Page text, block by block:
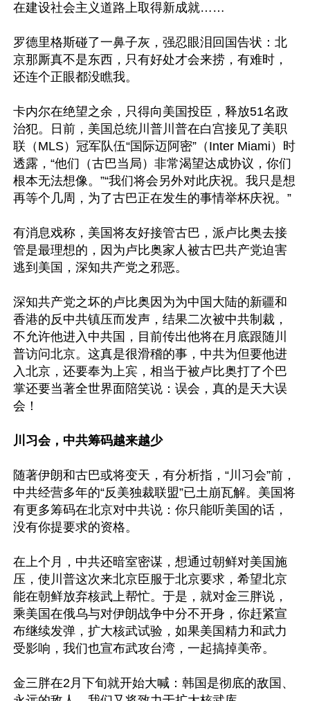
在建设社会主义道路上取得新成就……
罗德里格斯碰了一鼻子灰，强忍眼泪回国告状：北
京那厮真不是东西，只有好处才会来捞，有难时，
还连个正眼都没瞧我。
卡内尔在绝望之余，只得向美国投臣，释放51名政
治犯。日前，美国总统川普川普在白宫接见了美职
联（MLS）冠军队伍“国际迈阿密”（Inter Miami）时
透露，“他们（古巴当局）非常渴望达成协议，你们
根本无法想像。”“我们将会另外对此庆祝。我只是想
再等个几周，为了古巴正在发生的事情举杯庆祝。”
有消息戏称，美国将友好接管古巴，派卢比奥去接
管是最理想的，因为卢比奥家人被古巴共产党迫害
逃到美国，深知共产党之邪恶。
深知共产党之坏的卢比奥因为为中国大陆的新疆和
香港的反中共镇压而发声，结果二次被中共制裁，
不允许他进入中共国，目前传出他将在月底跟随川
普访问北京。这真是很滑稽的事，中共为但要他进
入北京，还要奉为上宾，相当于被卢比奥打了个巴
掌还要当著全世界面陪笑说：误会，真的是天大误
会！
川习会，中共筹码越来越少
随著伊朗和古巴或将变天，有分析指，“川习会”前，
中共经营多年的“反美独裁联盟”已土崩瓦解。美国将
有更多筹码在北京对中共说：你只能听美国的话，
没有你提要求的资格。
在上个月，中共还暗室密谋，想通过朝鲜对美国施
压，使川普这次来北京臣服于北京要求，希望北京
能在朝鲜放弃核武上帮忙。于是，就对金三胖说，
乘美国在俄乌与对伊朗战争中分不开身，你赶紧宣
布继续发弹，扩大核武试验，如果美国精力和武力
受影响，我们也宣布武攻台湾，一起搞掉美帝。
金三胖在2月下旬就开始大喊：韩国是彻底的敌国、